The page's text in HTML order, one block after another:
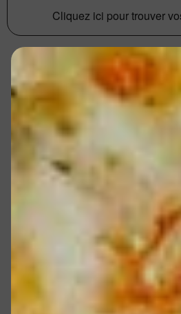
Cliquez ici pour trouver